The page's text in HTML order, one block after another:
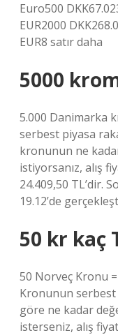
Euro500
EUR2000
EUR8 satır daha
5000
5.000 Danimarka
serbest piyasa
kronunun ne
istiyorsanız, alış
24.409,50 TL’dir.
19.12’de
50 kr kaç
50 Norveç Kronu
Kronunun
göre ne kadar
isterseniz, alış